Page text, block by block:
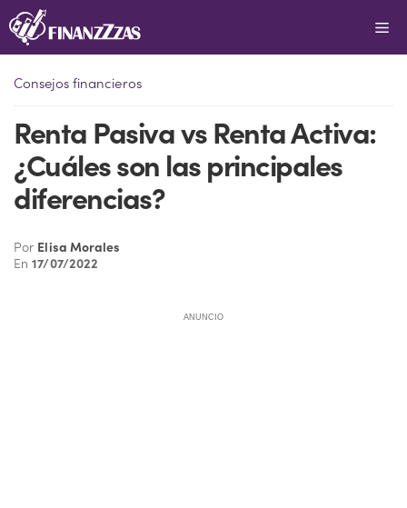
Saltar
al
Consejos financieros
Renta Pasiva vs Renta Activa:
¿Cuáles son las principales
diferencias?
Por Elisa Morales
En17/07/2022
ANUNCIO